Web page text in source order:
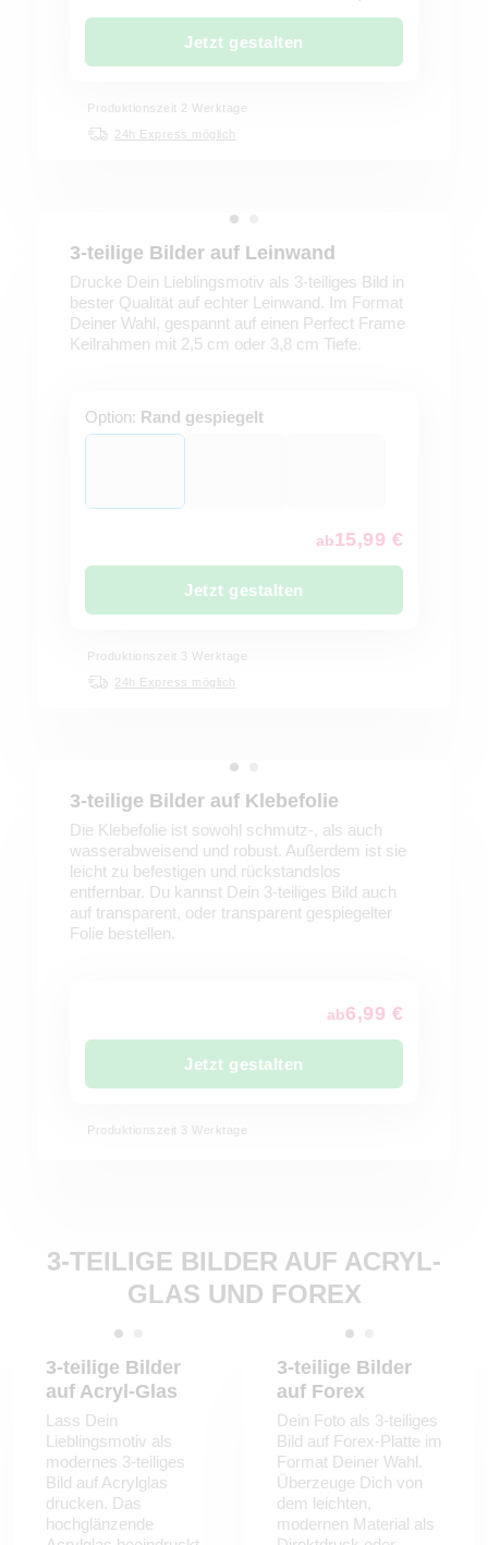
Jetzt gestalten
Produktionszeit 2 Werktage
24h Express möglich
3-teilige Bilder auf Leinwand
Drucke Dein Lieblingsmotiv als 3-teiliges Bild in
bester Qualität auf echter Leinwand. Im Format
Deiner Wahl, gespannt auf einen Perfect Frame
Keilrahmen mit 2,5 cm oder 3,8 cm Tiefe.
Option: Rand gespiegelt
ab15,99 €
Jetzt gestalten
Produktionszeit 3 Werktage
24h Express möglich
3-teilige Bilder auf Klebefolie
Die Klebefolie ist sowohl schmutz-, als auch
wasserabweisend und robust. Außerdem ist sie
leicht zu befestigen und rückstandslos
entfernbar. Du kannst Dein 3-teiliges Bild auch
auf transparent, oder transparent gespiegelter
Folie bestellen.
ab6,99 €
Jetzt gestalten
Produktionszeit 3 Werktage
3-TEILIGE BILDER AUF ACRYL-
GLAS UND FOREX
3-teilige Bilder
auf Acryl-Glas
Lass Dein
Lieblingsmotiv als
modernes 3-teiliges
Bild auf Acrylglas
drucken. Das
hochglänzende
3-teilige Bilder
auf Forex
Dein Foto als 3-teiliges
Bild auf Forex-Platte im
Format Deiner Wahl.
Überzeuge Dich von
dem leichten,
modernen Material als